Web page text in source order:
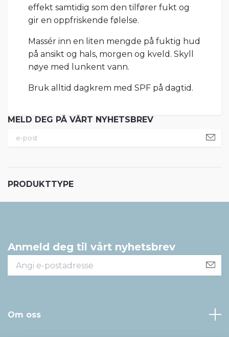
MELD DEG PÅ VÅRT NYHETSBREV
PRODUKTTYPE
effekt samtidig som den tilfører fukt og
gir en oppfriskende følelse.
Massér inn en liten mengde på fuktig hud
på ansikt og hals, morgen og kveld. Skyll
nøye med lunkent vann.
Bruk alltid dagkrem med SPF på dagtid.
Anmeld deg til vårt nyhetsbrev
Om oss